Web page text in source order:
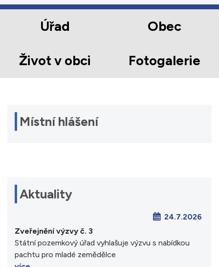
Úřad Obec
Život v obci Fotogalerie
Místní hlášení
Aktuality
24.7.2026
Zveřejnění výzvy č. 3
Státní pozemkový úřad vyhlašuje výzvu s nabídkou
pachtu pro mladé zemědělce